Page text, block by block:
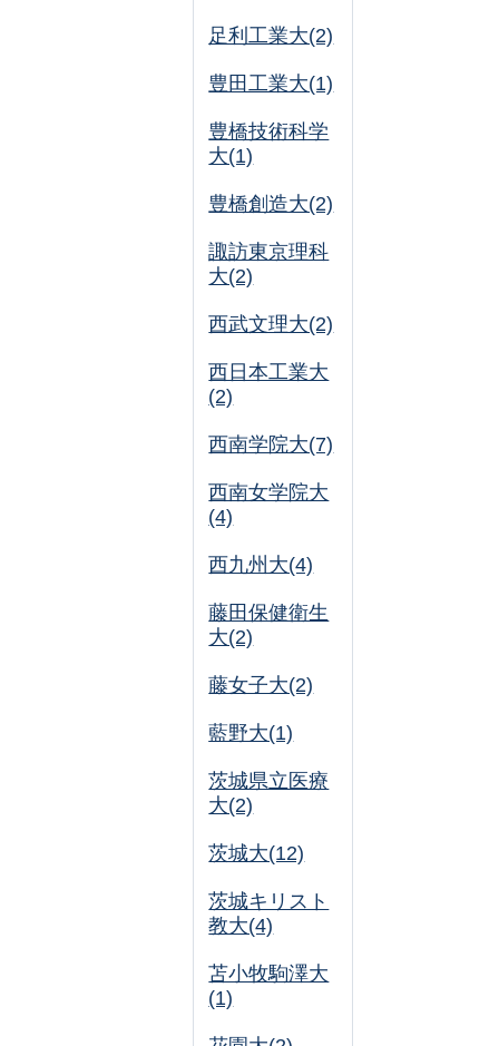
足利工業大(2)
豊田工業大(1)
豊橋技術科学
大(1)
豊橋創造大(2)
諏訪東京理科
大(2)
西武文理大(2)
西日本工業大
(2)
西南学院大(7)
西南女学院大
(4)
西九州大(4)
藤田保健衛生
大(2)
藤女子大(2)
藍野大(1)
茨城県立医療
大(2)
茨城大(12)
茨城キリスト
教大(4)
苫小牧駒澤大
(1)